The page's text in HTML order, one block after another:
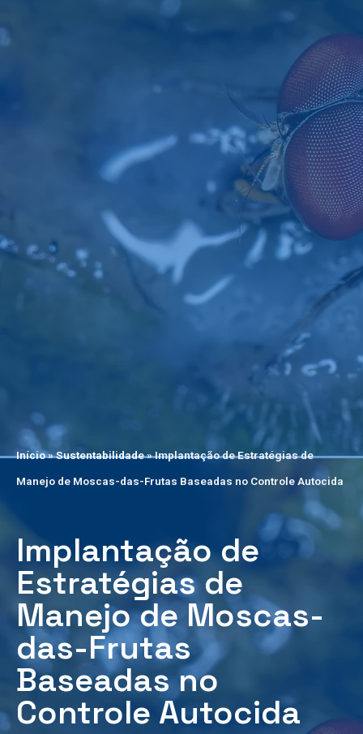
Início»Sustentabilidade»Implantação de Estratégias de
Manejo de Moscas-das-Frutas Baseadas no Controle Autocida
Implantação de
Estratégias de
Manejo de Moscas-
das-Frutas
Baseadas no
Controle Autocida